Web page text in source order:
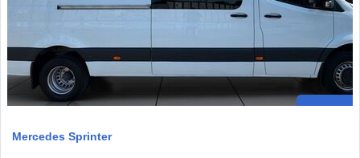
Mercedes Sprinter